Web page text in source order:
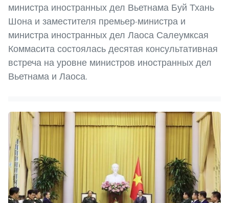
министра иностранных дел Вьетнама Буй Тхань
Шона и заместителя премьер-министра и
министра иностранных дел Лаоса Салеумксая
Коммасита состоялась десятая консультативная
встреча на уровне министров иностранных дел
Вьетнама и Лаоса.